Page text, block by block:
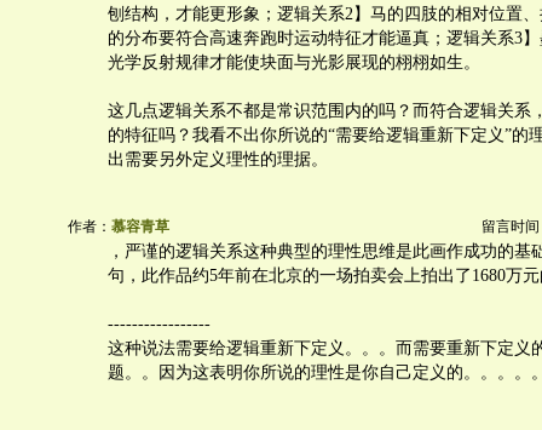
刨结构，才能更形象；逻辑关系2】马的四肢的相对位置
的分布要符合高速奔跑时运动特征才能逼真；逻辑关系3
光学反射规律才能使块面与光影展现的栩栩如生。
这几点逻辑关系不都是常识范围内的吗？而符合逻辑关系
的特征吗？我看不出你所说的“需要给逻辑重新下定义”的
出需要另外定义理性的理据。
作者： 慕容青草 留言时间
，严谨的逻辑关系这种典型的理性思维是此画作成功的基
句，此作品约5年前在北京的一场拍卖会上拍出了1680万
-----------------
这种说法需要给逻辑重新下定义。。。而需要重新下定义
题。。因为这表明你所说的理性是你自己定义的。。。。